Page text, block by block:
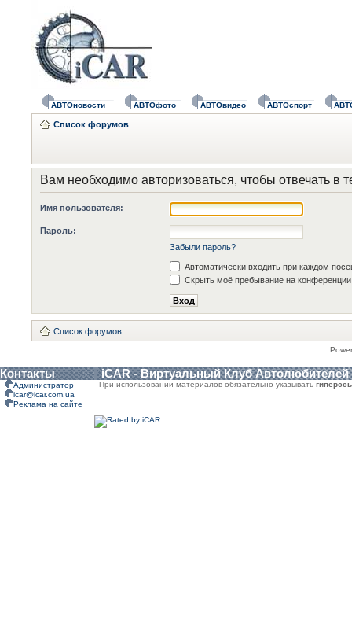
АВТОновости АВТОфото АВТОвидео АВТОспорт
Список форумов
Вам необходимо авторизоваться, чтобы отвечать в
Имя пользователя:
Пароль:
Забыли пароль?
Автоматически входить при каждом
Скрыть моё пребывание на конференции
Список форумов
Контакты iCAR - Виртуальный Клуб Автолюбителей
Администратор
icar@icar.com.ua
Реклама на сайте
При использовании материалов обязательно указывать